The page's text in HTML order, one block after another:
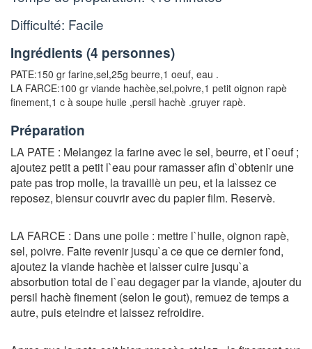
Difficulté: Facile
Ingrédients (4 personnes)
PATE:150 gr farine,sel,25g beurre,1 oeuf, eau .
LA FARCE:100 gr viande hachèe,sel,poivre,1 petit oignon rapè
finement,1 c à soupe huile ,persil hachè .gruyer rapè.
Préparation
LA PATE : Melangez la farine avec le sel, beurre, et l`oeuf ;
ajoutez petit a petit l`eau pour ramasser afin d`obtenir une
pate pas trop molle, la travaillè un peu, et la laissez ce
reposez, biensur couvrir avec du papier film. Reservè.
LA FARCE : Dans une poile : mettre l`huile, oignon rapè,
sel, poivre. Faite revenir jusqu`a ce que ce dernier fond,
ajoutez la viande hachèe et laisser cuire jusqu`a
absorbution total de l`eau degager par la viande, ajouter du
persil hachè finement (selon le gout), remuez de temps a
autre, puis eteindre et laissez refroidire.